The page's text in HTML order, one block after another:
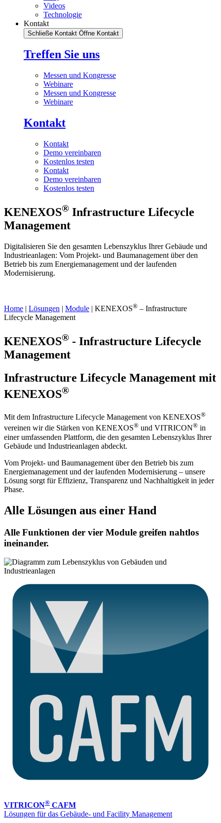
Videos
Technologie
Kontakt
Schließe Kontakt Öffne Kontakt
Treffen Sie uns
Messen und Kongresse
Webinare
Messen und Kongresse
Webinare
Kontakt
Kontakt
Demo vereinbaren
Kostenlos testen
Kontakt
Demo vereinbaren
Kostenlos testen
KENEXOS® Infrastructure Lifecycle
Management
Digitalisieren Sie den gesamten Lebens­zyklus Ihrer Gebäude und
Industrie­anlagen: Vom Projekt- und Baumanagement über den
Betrieb bis zum Energiemanagement und der laufenden
Modernisierung.
Home | Lösungen | Module | KENEXOS® – Infrastructure
Lifecycle Management
KENEXOS® - Infrastructure Lifecycle
Management
Infrastructure Lifecycle Management mit
KENEXOS®
Mit dem Infrastructure Lifecycle Management von KENEXOS®
vereinen wir die Stärken von KENEXOS® und VITRICON® in
einer umfassenden Plattform, die den gesamten Lebenszyklus Ihrer
Gebäude und Industrieanlagen abdeckt.
Vom Projekt- und Baumanagement über den Betrieb bis zum
Energiemanagement und der laufenden Modernisierung – unsere
Lösung sorgt für Effizienz, Transparenz und Nachhaltigkeit in jeder
Phase.
Alle Lösungen aus einer Hand
Alle Funktionen der vier Module greifen nahtlos
ineinander.
VITRICON® CAFM
Lösungen für das Gebäude- und Facility Management